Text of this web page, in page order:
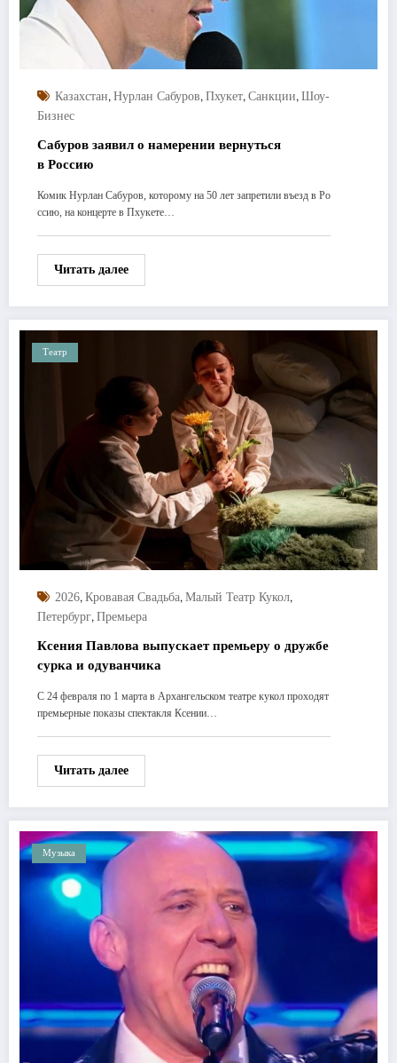
Казахстан, Нурлан Сабуров, Пхукет, Санкции, Шоу-
Бизнес
Сабуров заявил о намерении вернуться
в Россию
Комик Нурлан Сабуров, которому на 50 лет запретили въезд в Ро
ссию, на концерте в Пхукете…
Читать далее
Театр
2026, Кровавая Свадьба, Малый Театр Кукол,
Петербург, Премьера
Ксения Павлова выпускает премьеру о дружбе
сурка и одуванчика
С 24 февраля по 1 марта в Архангельском театре кукол проходят
премьерные показы спектакля Ксении…
Читать далее
Музыка